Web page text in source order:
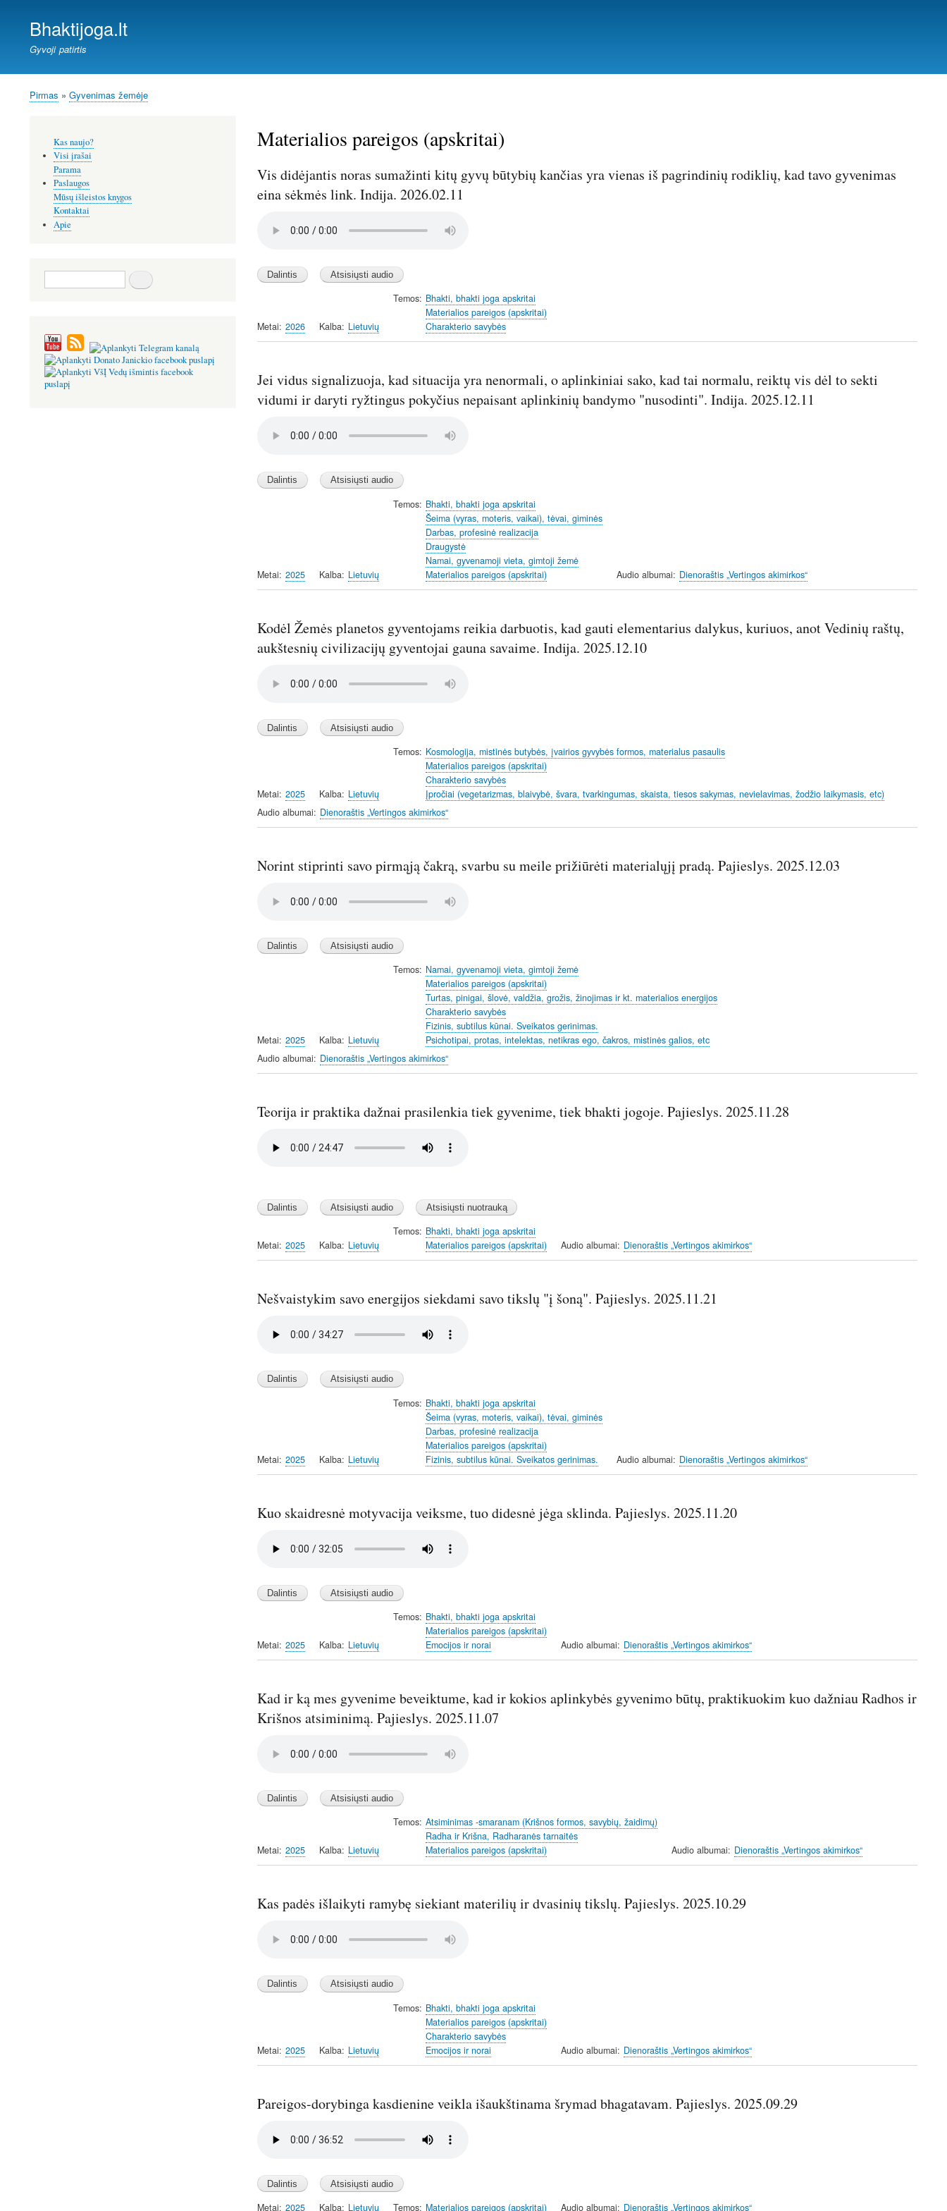
Bhaktijoga.lt
Gyvoji patirtis
Kelias
Pirmas Gyvenimas žemėje
Materialios pareigos (apskritai)
Vis didėjantis noras sumažinti kitų gyvų būtybių kančias yra vienas iš pagrindinių rodiklių, kad tavo gyvenimas
eina sėkmės link. Indija. 2026.02.11
Metai 2026 Kalba Lietuvių
Temos Bhakti, bhakti joga apskritai
Materialios pareigos (apskritai)
Charakterio savybės
Jei vidus signalizuoja, kad situacija yra nenormali, o aplinkiniai sako, kad tai normalu, reiktų vis dėl to sekti
vidumi ir daryti ryžtingus pokyčius nepaisant aplinkinių bandymo "nusodinti". Indija. 2025.12.11
Metai 2025 Kalba Lietuvių
Temos Bhakti, bhakti joga apskritai
Šeima (vyras, moteris, vaikai), tėvai, giminės
Darbas, profesinė realizacija
Draugystė
Namai, gyvenamoji vieta, gimtoji žemė
Materialios pareigos (apskritai)
Audio albumai Dienoraštis „Vertingos akimirkos“
Kodėl Žemės planetos gyventojams reikia darbuotis, kad gauti elementarius dalykus, kuriuos, anot Vedinių raštų,
aukštesnių civilizacijų gyventojai gauna savaime. Indija. 2025.12.10
Metai 2025 Kalba Lietuvių
Temos Kosmologija, mistinės butybės, įvairios gyvybės formos, materialus pasaulis
Materialios pareigos (apskritai)
Charakterio savybės
Įpročiai (vegetarizmas, blaivybė, švara, tvarkingumas, skaista, tiesos sakymas, nevielavimas, žodžio laikymasis, etc)
Audio albumai
Dienoraštis „Vertingos akimirkos“
Norint stiprinti savo pirmąją čakrą, svarbu su meile prižiūrėti materialųjį pradą. Pajieslys. 2025.12.03
Metai 2025 Kalba Lietuvių
Temos Namai, gyvenamoji vieta, gimtoji žemė
Materialios pareigos (apskritai)
Turtas, pinigai, šlovė, valdžia, grožis, žinojimas ir kt. materialios energijos
Charakterio savybės
Fizinis, subtilus kūnai. Sveikatos gerinimas.
Psichotipai, protas, intelektas, netikras ego, čakros, mistinės galios, etc
Audio albumai
Dienoraštis „Vertingos akimirkos“
Teorija ir praktika dažnai prasilenkia tiek gyvenime, tiek bhakti jogoje. Pajieslys. 2025.11.28
Metai 2025 Kalba Lietuvių
Temos Bhakti, bhakti joga apskritai
Materialios pareigos (apskritai)
Audio albumai Dienoraštis „Vertingos akimirkos“
Nešvaistykim savo energijos siekdami savo tikslų "į šoną". Pajieslys. 2025.11.21
Metai 2025 Kalba Lietuvių
Temos Bhakti, bhakti joga apskritai
Šeima (vyras, moteris, vaikai), tėvai, giminės
Darbas, profesinė realizacija
Materialios pareigos (apskritai)
Fizinis, subtilus kūnai. Sveikatos gerinimas.
Audio albumai Dienoraštis „Vertingos akimirkos“
Kuo skaidresnė motyvacija veiksme, tuo didesnė jėga sklinda. Pajieslys. 2025.11.20
Metai 2025 Kalba Lietuvių
Temos Bhakti, bhakti joga apskritai
Materialios pareigos (apskritai)
Emocijos ir norai
Audio albumai Dienoraštis „Vertingos akimirkos“
Kad ir ką mes gyvenime beveiktume, kad ir kokios aplinkybės gyvenimo būtų, praktikuokim kuo dažniau Radhos ir
Krišnos atsiminimą. Pajieslys. 2025.11.07
Metai 2025 Kalba Lietuvių
Temos Atsiminimas -smaranam (Krišnos formos, savybių, žaidimų)
Radha ir Krišna, Radharanės tarnaitės
Materialios pareigos (apskritai)
Audio albumai Dienoraštis „Vertingos akimirkos“
Kas padės išlaikyti ramybę siekiant materilių ir dvasinių tikslų. Pajieslys. 2025.10.29
Metai 2025 Kalba Lietuvių
Temos Bhakti, bhakti joga apskritai
Materialios pareigos (apskritai)
Charakterio savybės
Emocijos ir norai
Audio albumai Dienoraštis „Vertingos akimirkos“
Pareigos-dorybinga kasdienine veikla išaukštinama šrymad bhagatavam. Pajieslys. 2025.09.29
Metai 2025 Kalba Lietuvių Temos Materialios pareigos (apskritai) Audio albumai Dienoraštis „Vertingos akimirkos“
meniu
Kas naujo?
Visi įrašai
Parama
Paslaugos
Mūsų išleistos knygos
Kontaktai
Apie
Paieška